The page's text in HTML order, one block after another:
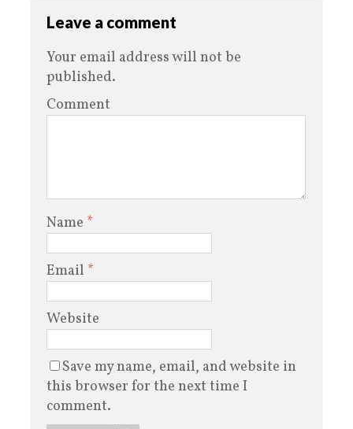
Leave a comment
Your email address will not be
published.
Comment
Name *
Email *
Website
Save my name, email, and website in
this browser for the next time I
comment.